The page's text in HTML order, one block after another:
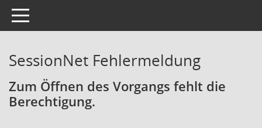
Toggle navigation
SessionNet Fehlermeldung
Zum Öffnen des Vorgangs fehlt die
Berechtigung.